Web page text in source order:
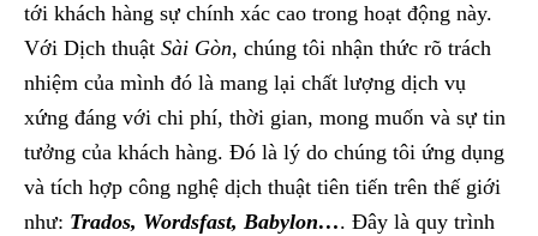
tới khách hàng sự chính xác cao trong hoạt động này.
Với Dịch thuật Sài Gòn, chúng tôi nhận thức rõ trách
nhiệm của mình đó là mang lại chất lượng dịch vụ
xứng đáng với chi phí, thời gian, mong muốn và sự tin
tưởng của khách hàng. Đó là lý do chúng tôi ứng dụng
và tích hợp công nghệ dịch thuật tiên tiến trên thế giới
như: Trados, Wordsfast, Babylon…. Đây là quy trình